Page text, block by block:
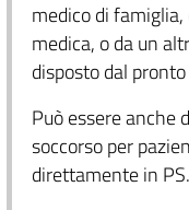
medico di
medica, o da un
disposto dal
Può essere anche
soccorso per
direttamente in PS.